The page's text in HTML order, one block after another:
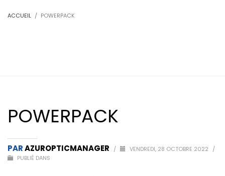
ACCUEIL POWERPACK
POWERPACK
PARAZUROPTICMANAGER / VENDREDI, 28 OCTOBRE 2022
/
PUBLIÉ DANS